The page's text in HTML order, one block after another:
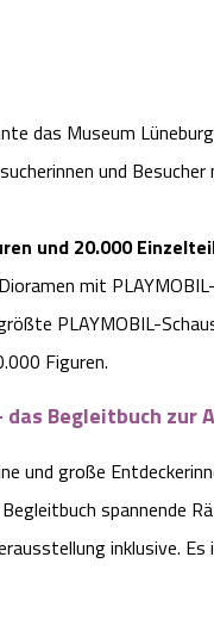
das Museum
und
und 20.000
mit
PLAYMOBIL-
Figuren.
Begleitbuch zur
und große
spannende
inklusive.